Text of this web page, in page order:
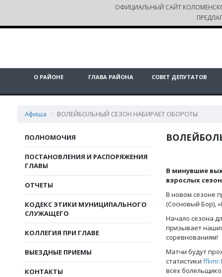
ОФИЦИАЛЬНЫЙ САЙТ
О РАЙОНЕ ГЛАВА РАЙОНА СОВЕТ ДЕПУТАТОВ
Афиша ВОЛЕЙБОЛЬНЫЙ СЕЗОН НАБИРАЕТ ОБОРОТЫ
ПОЛНОМОЧИЯ
ПОСТАНОВЛЕНИЯ И РАСПОРЯЖЕНИЯ
ГЛАВЫ
ОТЧЕТЫ
КОДЕКС ЭТИКИ МУНИЦИПАЛЬНОГО
СЛУЖАЩЕГО
КОЛЛЕГИЯ ПРИ ГЛАВЕ
ВЫЕЗДНЫЕ ПРИЕМЫ
КОНТАКТЫ
В минувшие
взрослых
В новом сезоне
(Сосновый Бор),
Начало сезона
призывает
соревнованиям!
Матчи будут
статистики
всех